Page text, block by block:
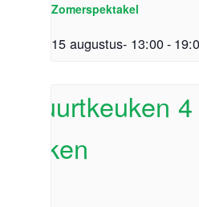
Zomerspektakel
15 augustus- 13:00-